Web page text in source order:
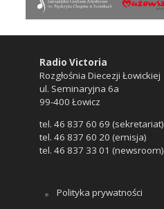
Radio Victoria
Rozgłośnia Diecezji Łowickiej
ul. Seminaryjna 6a
99-400 Łowicz
tel. 46 837 60 69 (sekretariat)
tel. 46 837 60 20 (emisja)
tel. 46 837 33 01 (newsroom)
Polityka prywatności